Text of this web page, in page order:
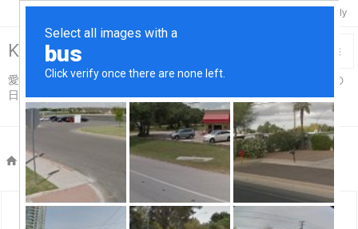
Keisuke-Remix>R18
愛車スカイライン＆コペンと温泉と酒と烏賊釣り触手吸盤プレイの
日々…for Adults仕様


メニュ

サイド

前へ

Feedly
 ホーム >